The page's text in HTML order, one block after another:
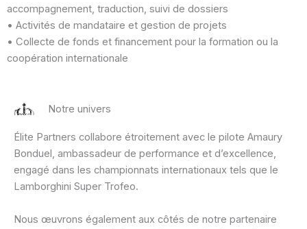
accompagnement, traduction, suivi de dossiers
• Activités de mandataire et gestion de projets
• Collecte de fonds et financement pour la formation ou la
coopération internationale
Notre univers
Élite Partners collabore étroitement avec le pilote Amaury
Bonduel, ambassadeur de performance et d’excellence,
engagé dans les championnats internationaux tels que le
Lamborghini Super Trofeo.
Nous œuvrons également aux côtés de notre partenaire